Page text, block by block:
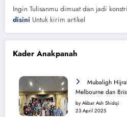
Ingin Tulisanmu dimuat dan jadi
disini Untuk kirim artikel
Kader Anakpanah
Mubaligh
Melbourne dan
by Akbar Ash Shidqi
23 April 2025